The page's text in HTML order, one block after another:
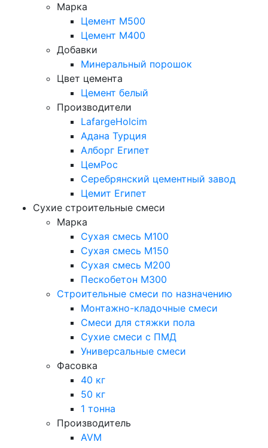
Марка
Цемент М500
Цемент М400
Добавки
Минеральный порошок
Цвет цемента
Цемент белый
Производители
LafargeHolcim
Адана Турция
Алборг Египет
ЦемРос
Серебрянский цементный завод
Цемит Египет
Сухие строительные смеси
Марка
Сухая смесь М100
Сухая смесь М150
Сухая смесь М200
Пескобетон М300
Строительные смеси по назначению
Монтажно-кладочные смеси
Смеси для стяжки пола
Сухие смеси с ПМД
Универсальные смеси
Фасовка
40 кг
50 кг
1 тонна
Производитель
AVM